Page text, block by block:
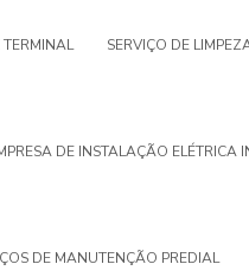
SERVIÇO DE
DE INSTALAÇÃO ELÉTRICA
DE MANUTENÇÃO PREDIAL